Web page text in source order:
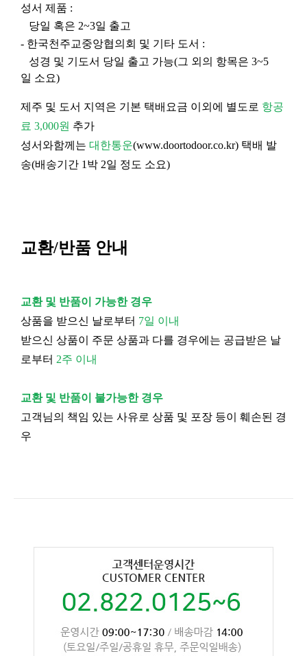
성서 제품 :
당일 혹은 2~3일 출고
- 한국천주교중앙협의회 및 기타 도서 :
성경 및 기도서 당일 출고 가능(그 외의 항목은 3~5
일 소요)
제주 및 도서 지역은 기본 택배요금 이외에 별도로 항공
료 3,000원 추가
성서와함께는 대한통운(www.doortodoor.co.kr) 택배 발
송(배송기간 1박 2일 정도 소요)
교환/반품 안내
교환 및 반품이 가능한 경우
상품을 받으신 날로부터 7일 이내
받으신 상품이 주문 상품과 다를 경우에는 공급받은 날
로부터 2주 이내
교환 및 반품이 불가능한 경우
고객님의 책임 있는 사유로 상품 및 포장 등이 훼손된 경
우